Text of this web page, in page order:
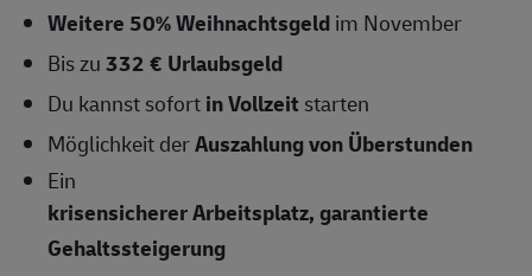
Weitere 50% Weihnachtsgeldim November
Bis zu332 € Urlaubsgeld
Du kannst sofortin Vollzeit starten
Möglichkeit derAuszahlung von Überstunden
Ein
krisensicherer Arbeitsplatz, garantierte
Gehaltssteigerung